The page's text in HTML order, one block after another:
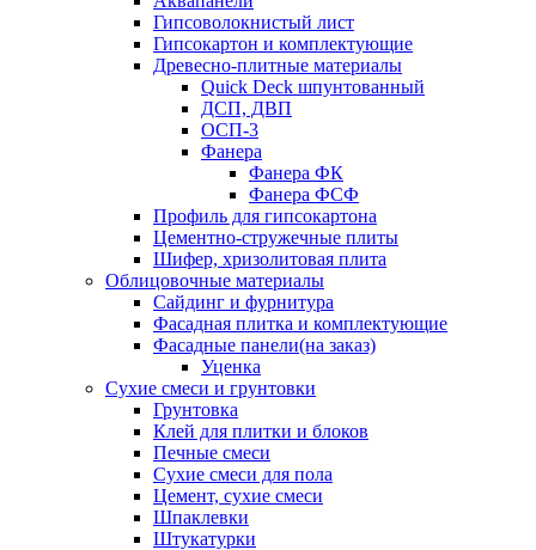
Гипсоволокнистый лист
Гипсокартон и комплектующие
Древесно-плитные материалы
Quick Deck шпунтованный
ДСП, ДВП
ОСП-3
Фанера
Фанера ФК
Фанера ФСФ
Профиль для гипсокартона
Цементно-стружечные плиты
Шифер, хризолитовая плита
Облицовочные материалы
Сайдинг и фурнитура
Фасадная плитка и комплектующие
Фасадные панели(на заказ)
Уценка
Сухие смеси и грунтовки
Грунтовка
Клей для плитки и блоков
Печные смеси
Сухие смеси для пола
Цемент, сухие смеси
Шпаклевки
Штукатурки